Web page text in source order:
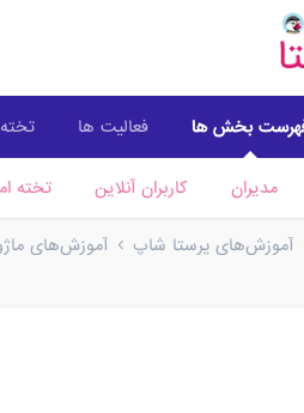
بخش ها
مدیران کاربران آنلاین تخته
فعالیت ها
آموزش‌های پرستا شاپ آموزش‌های